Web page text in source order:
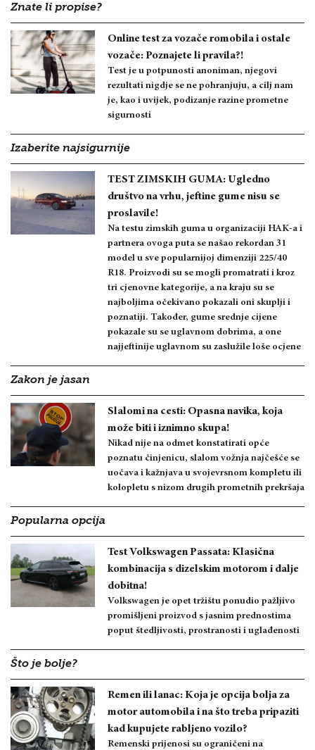
Znate li propise?
Online test za vozače romobila i ostale
vozače: Poznajete li pravila?!
Test je u potpunosti anoniman, njegovi
rezultati nigdje se ne pohranjuju, a cilj nam
je, kao i uvijek, podizanje razine prometne
sigurnosti
Izaberite najsigurnije
TEST ZIMSKIH GUMA: Ugledno
društvo na vrhu, jeftine gume nisu se
proslavile!
Na testu zimskih guma u organizaciji HAK-a i
partnera ovoga puta se našao rekordan 31
model u sve popularnijoj dimenziji 225/40
R18. Proizvodi su se mogli promatrati i kroz
tri cjenovne kategorije, a na kraju su se
najboljima očekivano pokazali oni skuplji i
poznatiji. Također, gume srednje cijene
pokazale su se uglavnom dobrima, a one
najjeftinije uglavnom su zaslužile loše ocjene
Zakon je jasan
Slalomi na cesti: Opasna navika, koja
može biti i iznimno skupa!
Nikad nije na odmet konstatirati opće
poznatu činjenicu, slalom vožnja najčešće se
uočava i kažnjava u svojevrsnom kompletu ili
kolopletu s nizom drugih prometnih prekršaja
Popularna opcija
Test Volkswagen Passata: Klasična
kombinacija s dizelskim motorom i dalje
dobitna!
Volkswagen je opet tržištu ponudio pažljivo
promišljeni proizvod s jasnim prednostima
poput štedljivosti, prostranosti i uglađenosti
Što je bolje?
Remen ili lanac: Koja je opcija bolja za
motor automobila i na što treba pripaziti
kad kupujete rabljeno vozilo?
Remenski prijenosi su ograničeni na